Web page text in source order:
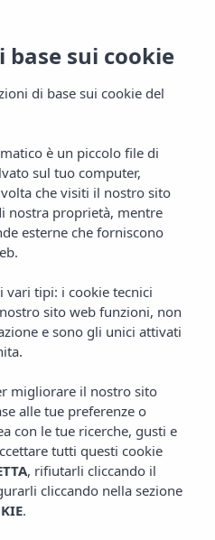
a
romantica
Formentera: spiagge,
l'Insotel Hotel
de Migjorn.
sui cookie
di base sui cookie del
è un piccolo file di
sul tuo computer,
che visiti il nostro sito
nostra proprietà, mentre
esterne che forniscono
vari tipi: i cookie tecnici
sito web funzioni, non
e sono gli unici attivati
migliorare il nostro sito
alle tue preferenze o
con le tue ricerche, gusti e
tutti questi cookie
, rifiutarli cliccando il
cliccando nella sezione
.